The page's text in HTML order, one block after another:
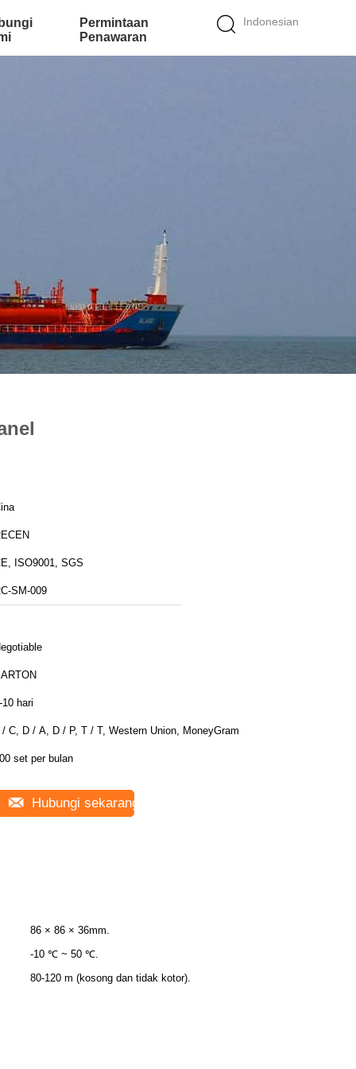
Indonesian
Permintaan
Penawaran
ISO9001, SGS
SM-009
10 hari
/ C, D / A, D / P, T / T, Western Union, MoneyGram
set per bulan
Hubungi sekarang
86 × 86 × 36mm.
-10 ℃ ~ 50 ℃.
80-120 m (kosong dan tidak kotor).